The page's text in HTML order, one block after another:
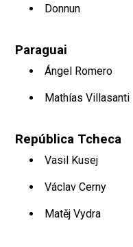
Donnun
Paraguai
Ángel Romero
Mathías Villasanti
República Tcheca
Vasil Kusej
Václav Cerny
Matěj Vydra